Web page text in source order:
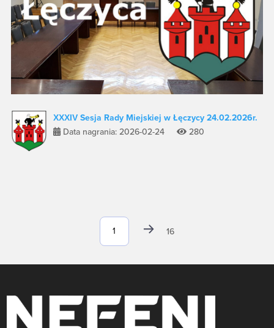
XXXIV Sesja Rady Miejskiej w Łęczycy 24.02.2026r.
Data nagrania: 2026-02-24
280
16